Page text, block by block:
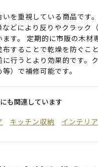
いを重視している商品です
などにより反りやクラック
ます。 定期的に市販の木材
布することで乾燥を防ぐこ
に行うとより効果的です。
）で補修可能です。
も関連しています
キッチン収納 インテリ